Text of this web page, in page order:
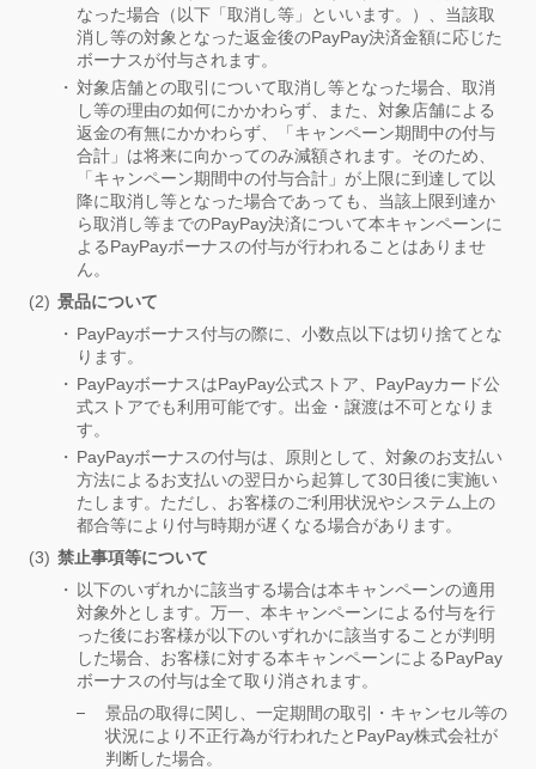
なった場合（以下「取消し等」といいます。）、当該取
消し等の対象となった返金後のPayPay決済金額に応じた
ボーナスが付与されます。
対象店舗との取引について取消し等となった場合、取消
し等の理由の如何にかかわらず、また、対象店舗による
返金の有無にかかわらず、「キャンペーン期間中の付与
合計」は将来に向かってのみ減額されます。そのため、
「キャンペーン期間中の付与合計」が上限に到達して以
降に取消し等となった場合であっても、当該上限到達か
ら取消し等までのPayPay決済について本キャンペーンに
よるPayPayボーナスの付与が行われることはありませ
ん。
景品について
PayPayボーナス付与の際に、小数点以下は切り捨てとな
ります。
PayPayボーナスはPayPay公式ストア、PayPayカード公
式ストアでも利用可能です。出金・譲渡は不可となりま
す。
PayPayボーナスの付与は、原則として、対象のお支払い
方法によるお支払いの翌日から起算して30日後に実施い
たします。ただし、お客様のご利用状況やシステム上の
都合等により付与時期が遅くなる場合があります。
禁止事項等について
以下のいずれかに該当する場合は本キャンペーンの適用
対象外とします。万一、本キャンペーンによる付与を行
った後にお客様が以下のいずれかに該当することが判明
した場合、お客様に対する本キャンペーンによるPayPay
ボーナスの付与は全て取り消されます。
景品の取得に関し、一定期間の取引・キャンセル等の
状況により不正行為が行われたとPayPay株式会社が
判断した場合。